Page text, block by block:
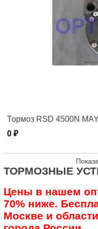
Тормоз RSD 4500N
0 ₽
ТОРМОЗНЫЕ
Цены в нашем
70% ниже.
Москве и